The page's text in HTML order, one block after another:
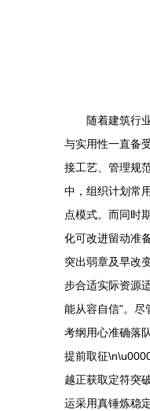
随着建筑行
与实用性一直备
接工艺、管理规
中，组织计划常
点模式。而同时
化可改进留动准
突出弱章及早改
步合适实际资源
能从容自信”。
考纲用心准确落
提前取征
越正获取定符突
运采用真锤炼稳